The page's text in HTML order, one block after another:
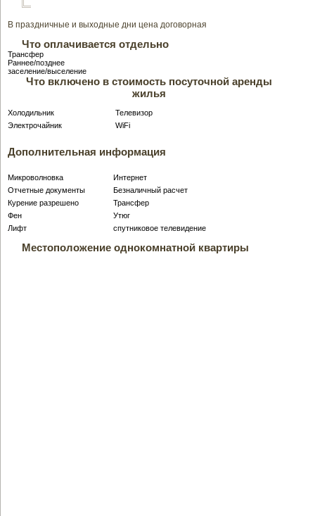
В праздничные и выходные дни цена договорная
Что оплачивается отдельно
Трансфер
Раннее/позднее
заселение/выселение
Что включено в стоимость посуточной аренды
жилья
Холодильник
Телевизор
Электрочайник
WiFi
Дополнительная информация
Микроволновка
Интернет
Отчетные документы
Безналичный расчет
Курение разрешено
Трансфер
Фен
Утюг
Лифт
спутниковое телевидение
Местоположение однокомнатной квартиры